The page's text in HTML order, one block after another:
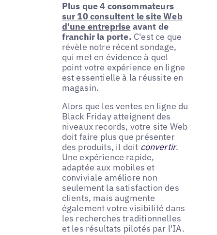
Plus que4 consommateurs
sur 10 consultent le site Web
d'une entreprise avant de
franchir la porte. C'est ce que
révèle notre récent sondage,
qui met en évidence à quel
point votre expérience en ligne
est essentielle à la réussite en
magasin.
Alors que les ventes en ligne du
Black Friday atteignent des
niveaux records, votre site Web
doit faire plus que présenter
des produits, il doit convertir.
Une expérience rapide,
adaptée aux mobiles et
conviviale améliore non
seulement la satisfaction des
clients, mais augmente
également votre visibilité dans
les recherches traditionnelles
et les résultats pilotés par l'IA.